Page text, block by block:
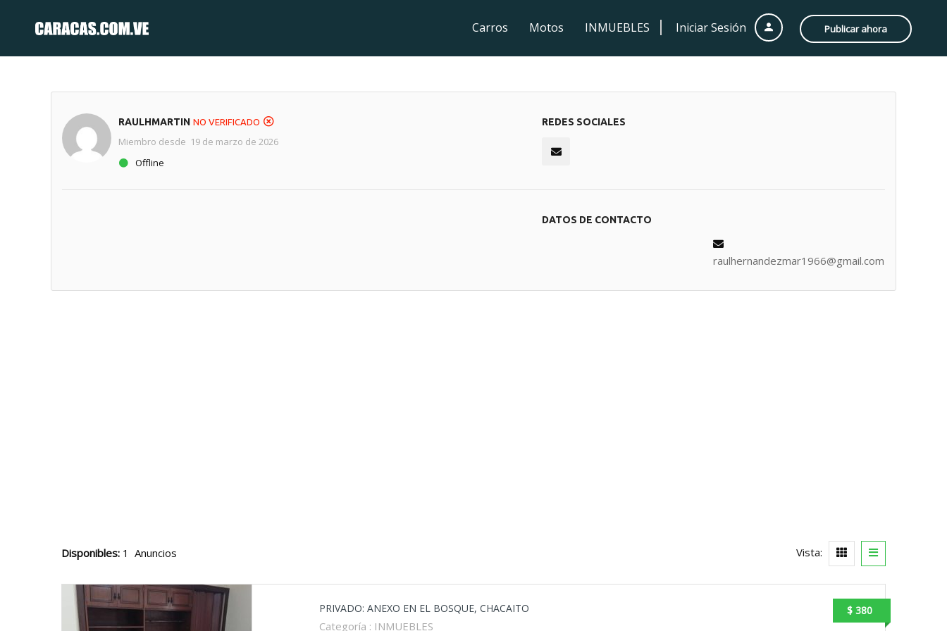
Iniciar Sesión Publicar ahora
Carros Motos INMUEBLES
RAULHMARTIN NO VERIFICADO
Miembro desde 19 de marzo de 2026
Offline
REDES SOCIALES
DATOS DE CONTACTO
raulhernandezmar1966@gmail.com
Disponibles: 1 Anuncios Vista:
$ 380
PRIVADO: ANEXO EN EL BOSQUE, CHACAITO
Categoría : INMUEBLES